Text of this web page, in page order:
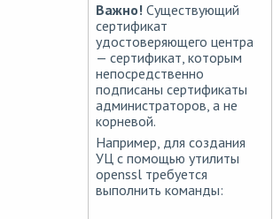
Важно! Существующий
сертификат
удостоверяющего центра
— сертификат, которым
непосредственно
подписаны сертификаты
администраторов, а не
корневой.
Например, для создания
УЦ с помощью утилиты
openssl требуется
выполнить команды: